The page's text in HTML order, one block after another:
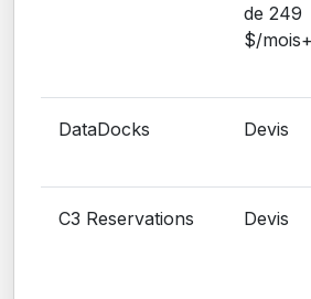
de 249
$/mois+
DataDocks Devis
C3 Reservations Devis